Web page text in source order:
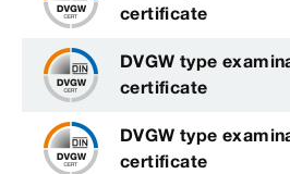
certificate
DVGW type
certificate
DVGW type
certificate